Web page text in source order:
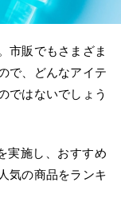
市販でもさまざま
で、どんなアイテ
ではないでしょう
実施し、おすすめ
気の商品をランキ